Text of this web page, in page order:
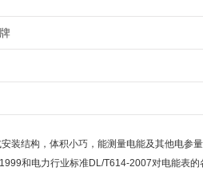
装结构，体积小巧，能测量电能及其他电参
和电力行业标准DL/T614-2007对电能表